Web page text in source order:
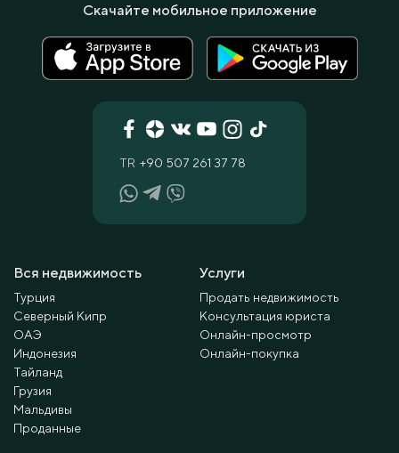
Вся недвижимость
Турция
Северный Кипр
ОАЭ
Индонезия
Тайланд
Грузия
Мальдивы
Проданные
Услуги
Продать недвижимость
Консультация юриста
Онлайн-просмотр
Онлайн-покупка
TR +90 507 261 37 78
Скачайте мобильное приложение